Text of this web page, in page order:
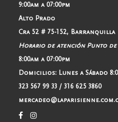
9:00am a 07:00pm
Alto Prado
Cra 52 # 75-152, Barranquilla
Horario de atención Punto de
8:00am a 07:00pm
Domicilios:Lunes a Sábado
323 567 99 33 / 316 625 3860